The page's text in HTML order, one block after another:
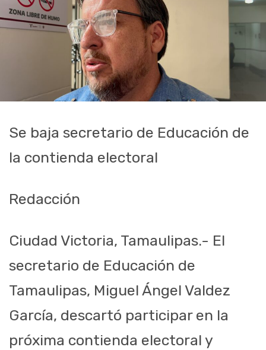
Se baja secretario de Educación de
la contienda electoral
Redacción
Ciudad Victoria, Tamaulipas.- El
secretario de Educación de
Tamaulipas, Miguel Ángel Valdez
García, descartó participar en la
próxima contienda electoral y